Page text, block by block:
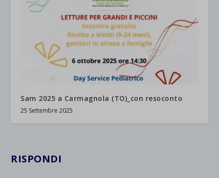
Sam 2025 a Carmagnola (TO)_con resoconto
25 Settembre 2025
RISPONDI